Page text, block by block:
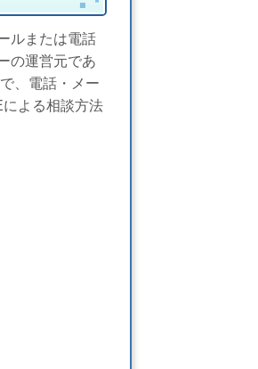
ルまたは電話
の運営元であ
、電話・メー
よる相談方法